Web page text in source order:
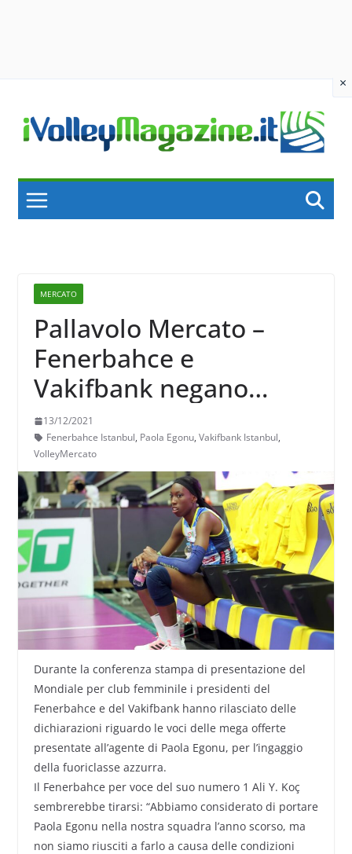
×
content
MERCATO
Pallavolo Mercato –
Fenerbahce e
Vakifbank negano
offerte per Paola Egonu
quest’anno: il primo
esclude l’ingaggio, il
secondo è vigile sulla
situazione
13/12/2021
Fenerbahce Istanbul, Paola Egonu, Vakifbank Istanbul,
VolleyMercato
Durante la conferenza stampa di presentazione del
Mondiale per club femminile i presidenti del
Fenerbahce e del Vakifbank hanno rilasciato delle
dichiarazioni riguardo le voci delle mega offerte
presentate all’agente di Paola Egonu, per l’ingaggio
della fuoriclasse azzurra.
Il Fenerbahce per voce del suo numero 1 Ali Y. Koç
sembrerebbe tirarsi: “Abbiamo considerato di portare
Paola Egonu nella nostra squadra l’anno scorso, ma
non siamo riusciti a farlo a causa delle condizioni